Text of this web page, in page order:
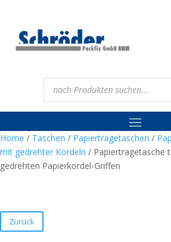
Products
search
Home / Taschen / Papiertragetaschen /
mit gedrehter Kordeln / Papiertragetasche
gedrehten Papierkordel-Griffen
Zurück